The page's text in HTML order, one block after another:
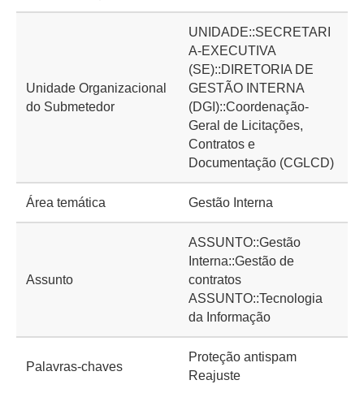
Unidade Organizacional
do Submetedor
UNIDADE::SECRETARI
A-EXECUTIVA
(SE)::DIRETORIA DE
GESTÃO INTERNA
(DGI)::Coordenação-
Geral de Licitações,
Contratos e
Documentação (CGLCD)
Área temática Gestão Interna
Assunto
ASSUNTO::Gestão
Interna::Gestão de
contratos
ASSUNTO::Tecnologia
da Informação
Palavras-chaves
Proteção antispam
Reajuste